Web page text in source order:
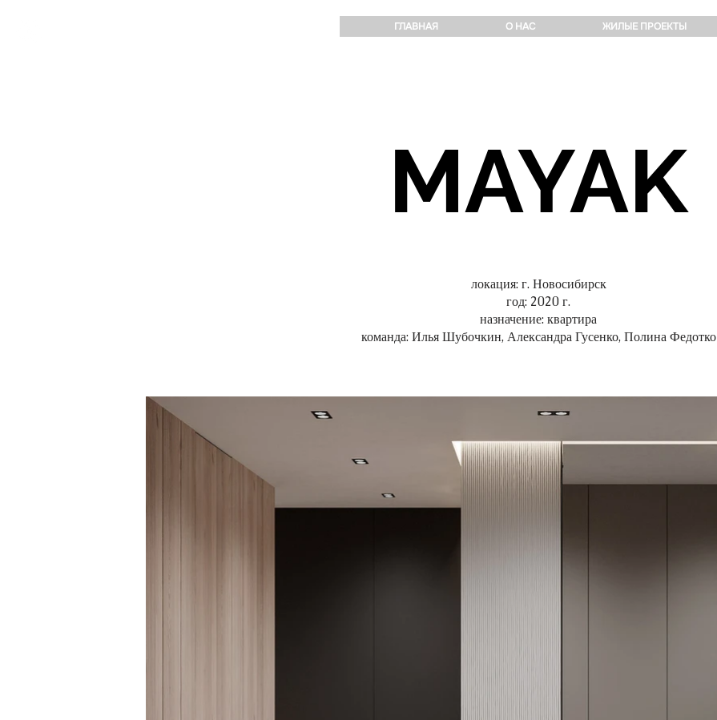
ГЛАВНАЯ О НАС ЖИЛЫЕ ПРОЕКТЫ
MAYAK
локация: г. Новосибирск
год: 2020 г.
назначение: квартира
команда: Илья Шубочкин, Александра Гусенко, Полина Федотко